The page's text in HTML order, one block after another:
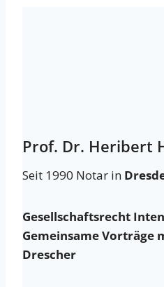
Prof. Dr. Heribert
Seit 1990 Notar in
Gesellschaftsrecht
Gemeinsame Vorträge
Drescher